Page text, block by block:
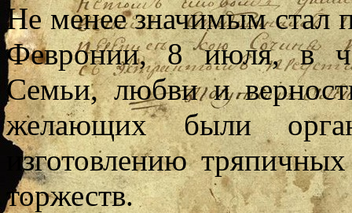
Не менее значимым стал
Февронии, 8 июля, в
Семьи, любви и
желающих были
изготовлению
торжеств.